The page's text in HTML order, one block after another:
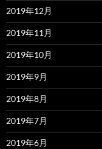
2019年12月
2019年11月
2019年10月
2019年9月
2019年8月
2019年7月
2019年6月